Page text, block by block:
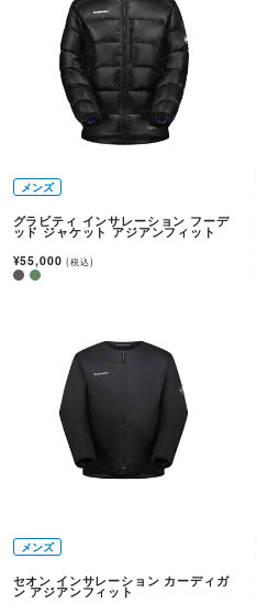
メンズ
グラビティ インサレーション フーデ
ッド ジャケット アジアンフィット
¥55,000(税込)
メンズ
セオン インサレーション カーディガ
ン アジアンフィット